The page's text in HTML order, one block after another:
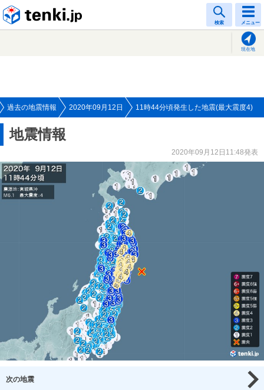
検索 メニュー
現在地
過去の地震情報 2020年09月12日 11時44分頃発生した地震(最大震度4)
地震情報
2020年09月12日11:48発表
次の地震